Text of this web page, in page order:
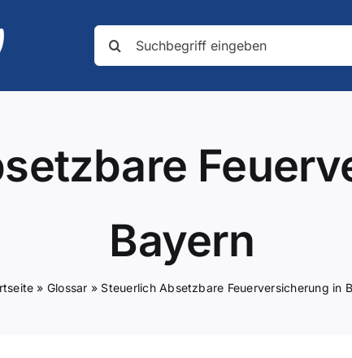
nach:
Bayern
» Glossar » Steuerlich Absetzbare Feuerversicherung in